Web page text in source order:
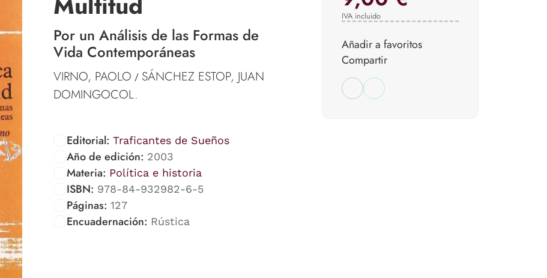
Por un Análisis de las Formas de
Vida Contemporáneas
VIRNO, PAOLO / SÁNCHEZ ESTOP, JUAN
DOMINGOCOL.
Editorial: Traficantes de Sueños
Año de edición: 2003
Materia: Política e historia
ISBN: 978-84-932982-6-5
Páginas: 127
Encuadernación: Rústica
IVA incluido
Añadir a favoritos
Compartir